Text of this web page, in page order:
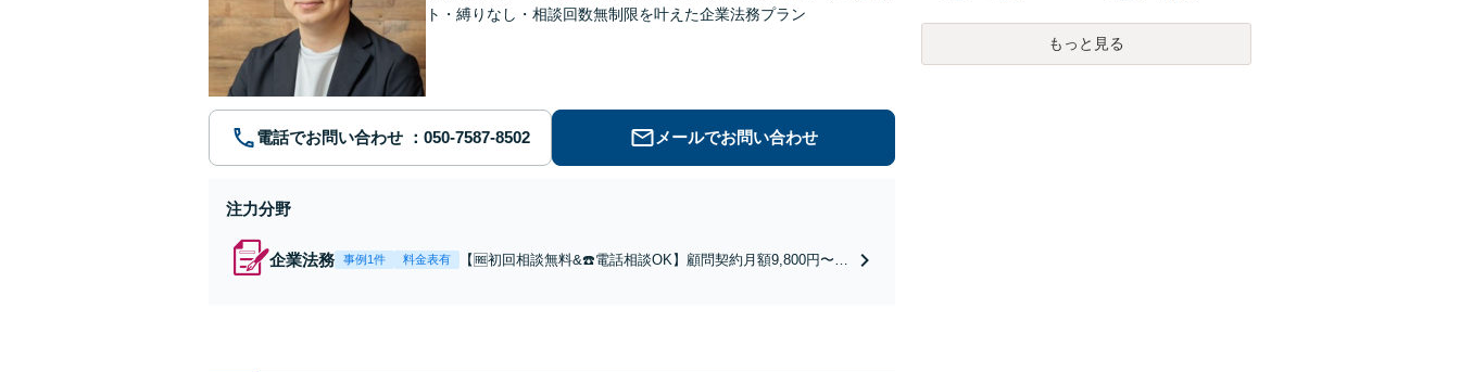
ト・縛りなし・相談回数無制限を叶えた企業法務プラン
電話でお問い合わせ メールでお問い合わせ
注力分野
企業法務 事例1件 料金表有
【🆓初回相談無料&☎️電話相談OK】顧問契約月額9,800円〜｜
もっと見る